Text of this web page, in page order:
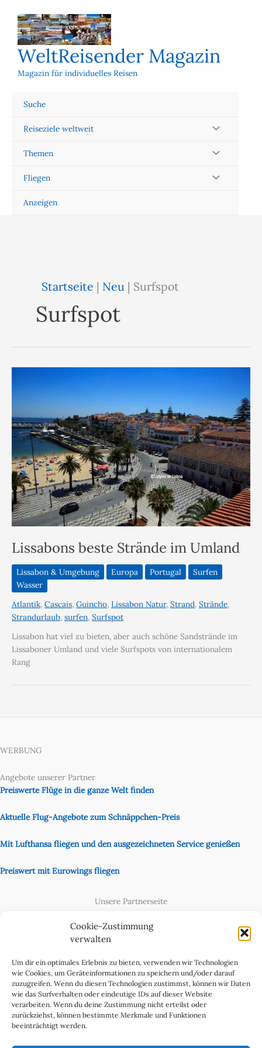
Cookie-Zustimmung
verwalten
Um dir ein optimales Erlebnis zu bieten, verwenden wir Technologien
wie Cookies, um Geräteinformationen zu speichern und/oder darauf
zuzugreifen. Wenn du diesen Technologien zustimmst, können wir Daten
wie das Surfverhalten oder eindeutige IDs auf dieser Website
verarbeiten. Wenn du deine Zustimmung nicht erteilst oder
zurückziehst, können bestimmte Merkmale und Funktionen
beeinträchtigt werden.
Inhalt
springen
WeltReisender Magazin
Magazin für individuelles Reisen
Suche
Reiseziele weltweit
Themen
Fliegen
Anzeigen
Startseite | Neu | Surfspot
Surfspot
Lissabons beste Strände im Umland
Lissabon & Umgebung Europa Portugal
Surfen
Wasser
Atlantik, Cascais, Guincho, Lissabon Natur, Strand, Strände,
Strandurlaub, surfen, Surfspot
Lissabon hat viel zu bieten, aber auch schöne Sandstrände im
Lissaboner Umland und viele Surfspots von internationalem
Rang
WERBUNG
Angebote unserer Partner
Preiswerte Flüge in die ganze Welt finden
Aktuelle Flug-Angebote zum Schnäppchen-Preis
Mit Lufthansa fliegen und den ausgezeichneten Service genießen
Preiswert mit Eurowings fliegen
Unsere Partnerseite
Cookie-Richtlinie (EU)